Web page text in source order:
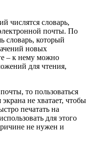
числятся словарь,
почты. По
словарь, который
новых
– к нему можно
для чтения,
то пользоваться
не хватает, чтобы
печатать на
для этого
не нужен и